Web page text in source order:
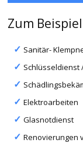
Zum
Sanitär-
Schlüsseldienst
Elektroarbeiten
Glasnotdienst
Renovierungen